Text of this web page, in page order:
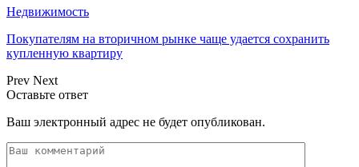
Недвижимость
Покупателям на вторичном рынке чаще удается сохранить
купленную квартиру
Prev Next
Оставьте ответ
Ваш электронный адрес не будет опубликован.